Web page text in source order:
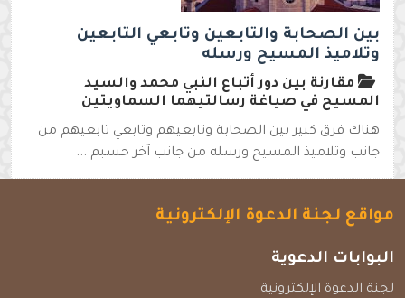
بين الصحابة والتابعين وتابعي التابعين
وتلاميذ المسيح ورسله
مقارنة بين دور أتباع النبي محمد والسيد
المسيح في صياغة رسالتيهما السماويتين
هناك فرق كبير بين الصحابة وتابعيهم وتابعي تابعيهم من
جانب وتلاميذ المسيح ورسله من جانب آخر حسبم ...
مواقع لجنة الدعوة الإلكترونية
البوابات الدعوية
لجنة الدعوة الإلكترونية